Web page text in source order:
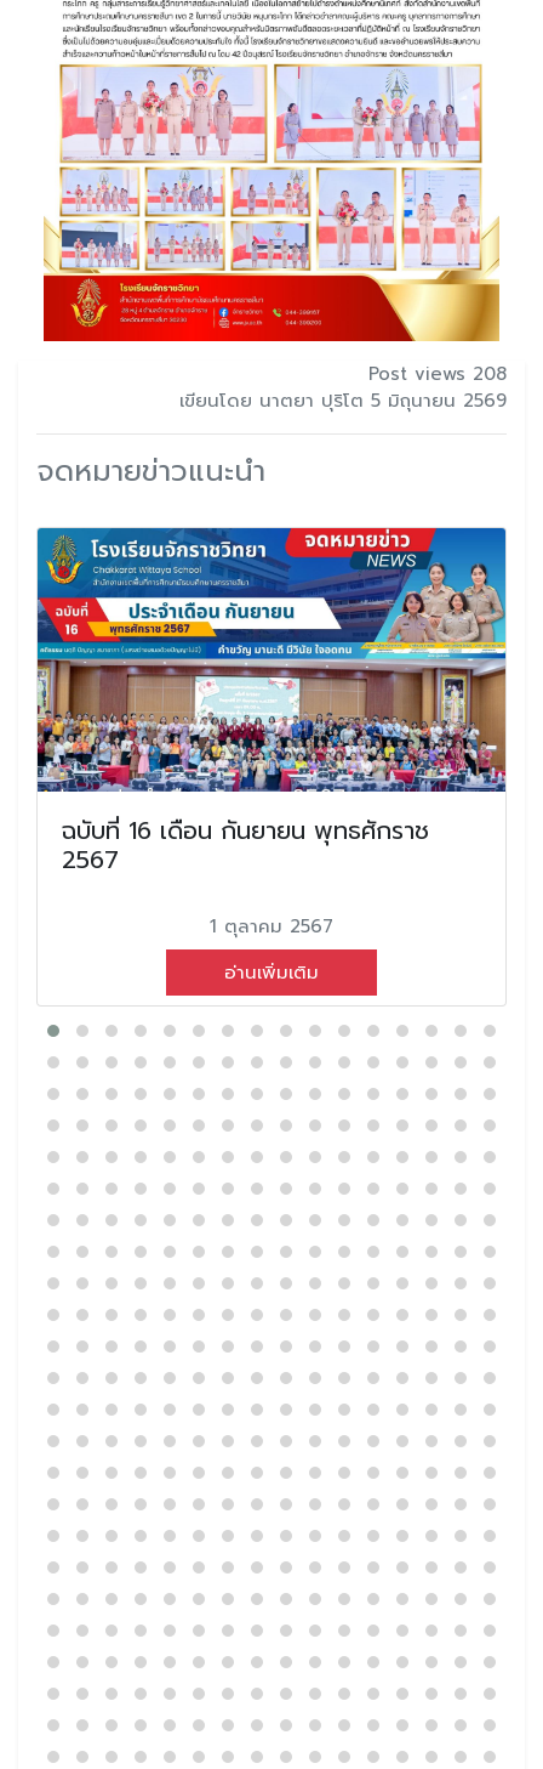
Post views 208
เขียนโดย นาตยา ปุริโต 5 มิถุนายน 2569
จดหมายข่าวแนะนำ
ฉบับที่ 16 เดือน กันยายน พุทธศักราช
2567
1 ตุลาคม 2567
อ่านเพิ่มเติม